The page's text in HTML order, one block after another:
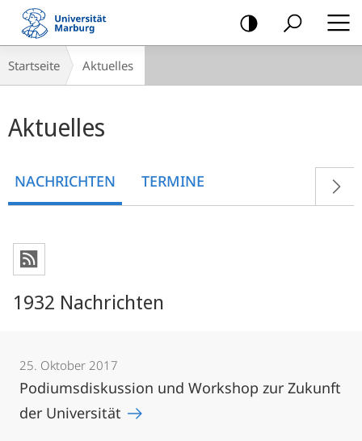
Mobile-
Navigation
Breadcrumb-
Navigation
Startseite Aktuelles
Aktuelles
NACHRICHTEN TERMINE
1932 Nachrichten
25. Oktober 2017
Podiumsdiskussion und Workshop zur Zukunft
der Universität